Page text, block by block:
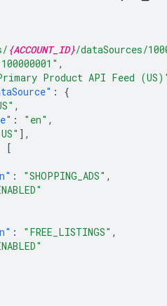
{ACCOUNT_ID}/dataSources/
,
Product API Feed
:
{
,
: "en" ,
],
[
: "SHOPPING_ADS" ,
: "FREE_LISTINGS" ,